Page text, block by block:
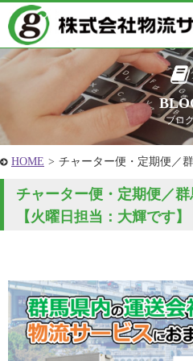
ブロ
HOME > チャーター便・定期便／
チャーター便・定期便／
【火曜日担当：大輝です